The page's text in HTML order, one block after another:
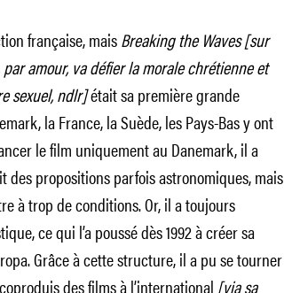
française, maisBreaking the Waves[sur
amour, va défier la morale chrétienne et
sexuel, ndlr]était sa première grande
la France, la Suède, les Pays-Bas y ont
le film uniquement au Danemark, il a
des propositions parfois astronomiques, mais
à trop de conditions. Or, il a toujours
ce qui l’a poussé dès 1992 à créer sa
Grâce à cette structure, il a pu se tourner
des films à l’international [via sa